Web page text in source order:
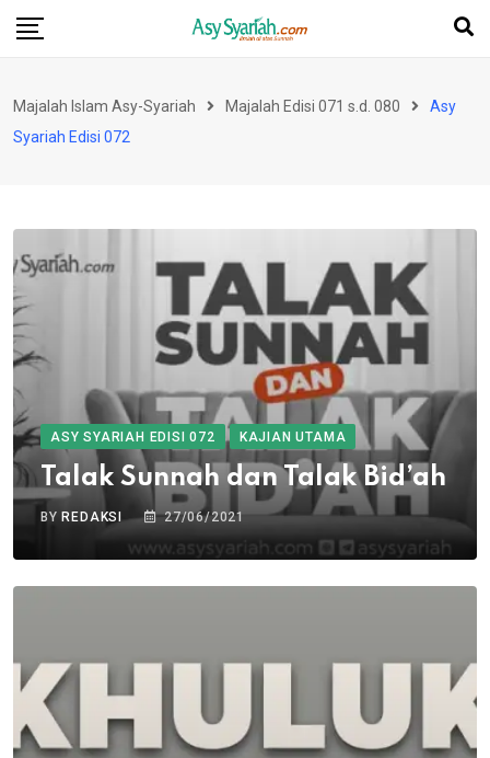
Skip
Majalah Islam Asy-Syariah Majalah Edisi 071 s.d. 080
Asy
Syariah Edisi 072
ASY SYARIAH EDISI 072 KAJIAN UTAMA
Talak Sunnah dan Talak Bid’ah
BY REDAKSI 27/06/2021